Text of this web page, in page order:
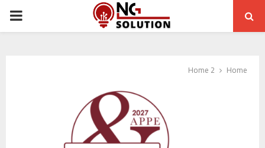
Home
Home 2